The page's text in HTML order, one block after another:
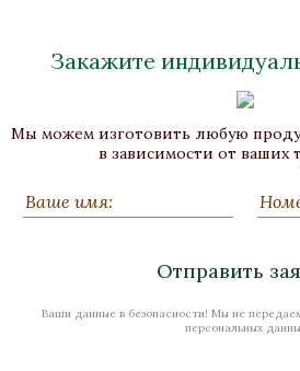
Закажите
Мы можем изготовить любую
в зависимости от ваших
Отправить
Ваши данные в безопасности! Мы не
персональных